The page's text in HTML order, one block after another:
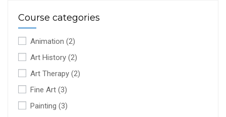
Course categories
Animation (2)
Art History (2)
Art Therapy (2)
Fine Art (3)
Painting (3)